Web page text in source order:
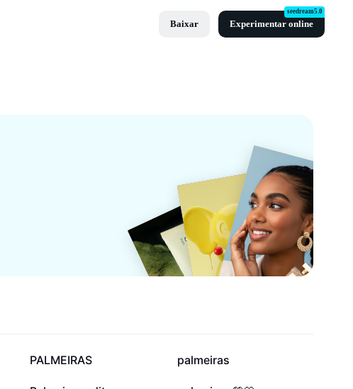
Baixar Experimentar online
seedream5.0
14,6 mil
PALMEIRAS 12,3 mil
palmeiras